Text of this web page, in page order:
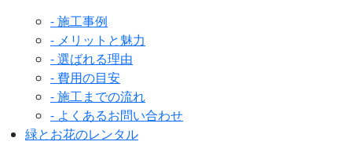
- 施工事例
- メリットと魅力
- 選ばれる理由
- 費用の目安
- 施工までの流れ
- よくあるお問い合わせ
緑とお花のレンタル